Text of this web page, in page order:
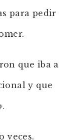
para pedir
que iba a
y que
veces.